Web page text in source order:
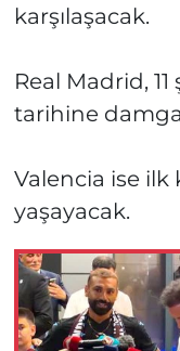
karşılaşacak.
Real Madrid,
tarihine
Valencia ise ilk
yaşayacak.